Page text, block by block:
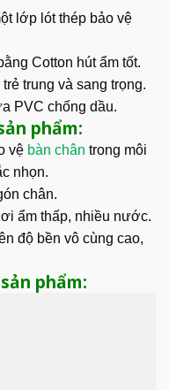
lớp lót thép bảo vệ
Cotton hút ẩm tốt.
trung và sang trọng.
PVC chống dầu.
phẩm:
vệbàn chân trong môi
nhọn.
chân.
ẩm thấp, nhiều nước.
độ bền vô cùng cao,
phẩm: